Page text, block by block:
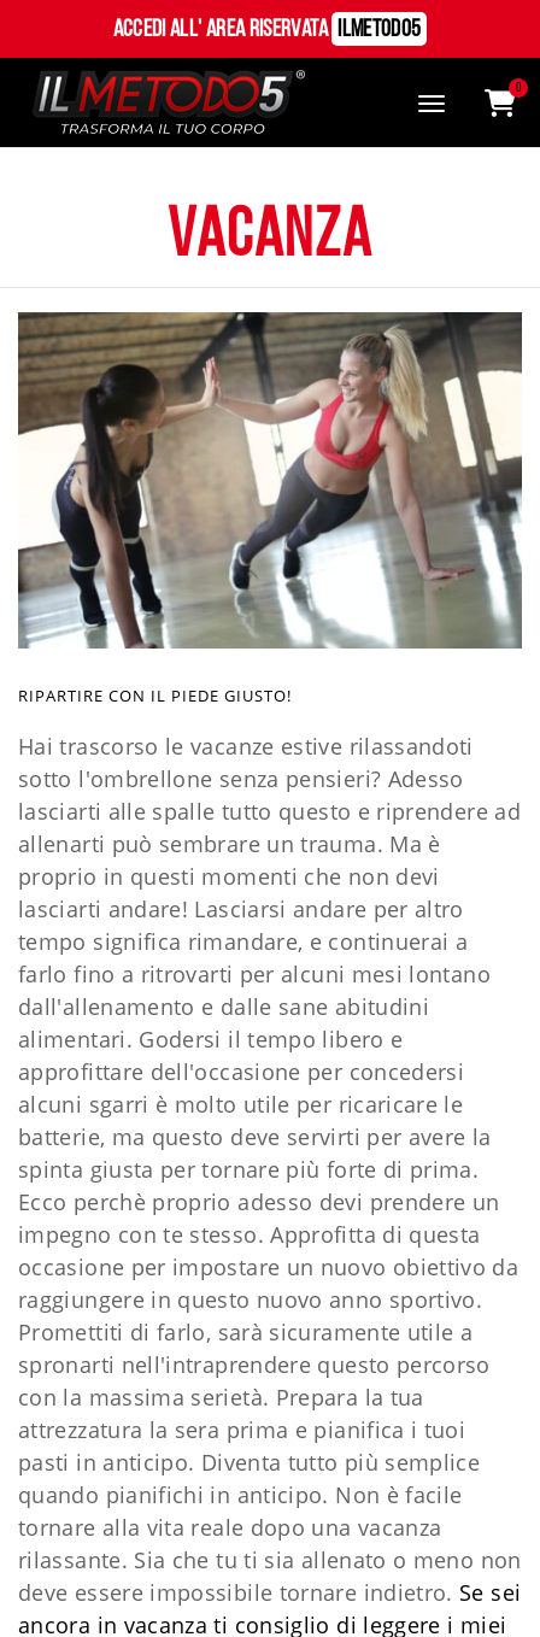
Accedi all' Area Riservata ILMetodo5
0
vacanza
RIPARTIRE CON IL PIEDE GIUSTO!
Hai trascorso le vacanze estive rilassandoti
sotto l'ombrellone senza pensieri? Adesso
lasciarti alle spalle tutto questo e riprendere ad
allenarti può sembrare un trauma. Ma è
proprio in questi momenti che non devi
lasciarti andare! Lasciarsi andare per altro
tempo significa rimandare, e continuerai a
farlo fino a ritrovarti per alcuni mesi lontano
dall'allenamento e dalle sane abitudini
alimentari. Godersi il tempo libero e
approfittare dell'occasione per concedersi
alcuni sgarri è molto utile per ricaricare le
batterie, ma questo deve servirti per avere la
spinta giusta per tornare più forte di prima.
Ecco perchè proprio adesso devi prendere un
impegno con te stesso. Approfitta di questa
occasione per impostare un nuovo obiettivo da
raggiungere in questo nuovo anno sportivo.
Promettiti di farlo, sarà sicuramente utile a
spronarti nell'intraprendere questo percorso
con la massima serietà. Prepara la tua
attrezzatura la sera prima e pianifica i tuoi
pasti in anticipo. Diventa tutto più semplice
quando pianifichi in anticipo. Non è facile
tornare alla vita reale dopo una vacanza
rilassante. Sia che tu ti sia allenato o meno non
deve essere impossibile tornare indietro. Se sei
ancora in vacanza ti consiglio di leggere i miei